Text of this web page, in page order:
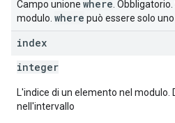
Campo unione where .
modulo. where può essere solo
index
integer
L'indice di un elemento nel modulo.
nell'intervallo